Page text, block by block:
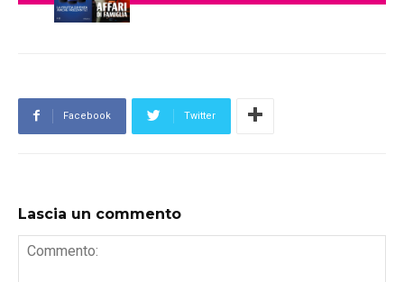
Facebook Twitter
Lascia un commento